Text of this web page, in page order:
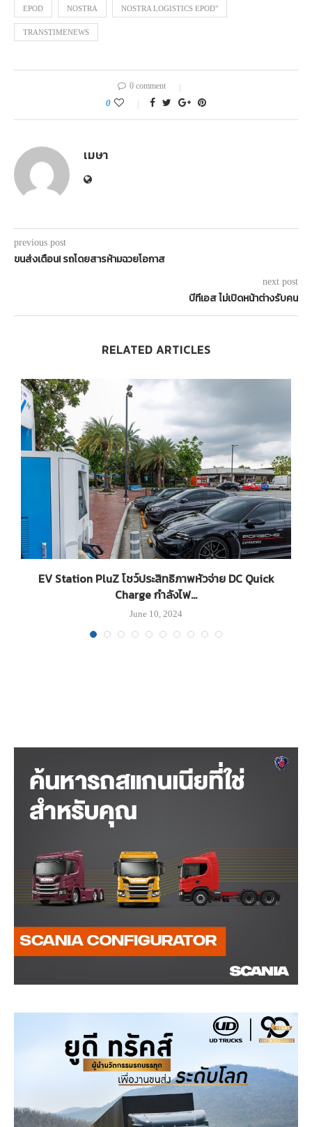
EPOD NOSTRA NOSTRA LOGISTICS EPOD"
TRANSTIMENEWS
0 comment
0
เมษา
previous post
ขนส่งเตือน! รถโดยสารห้ามฉวยโอกาส
next post
บีทีเอส ไม่เปิดหน้าต่างรับคน
RELATED ARTICLES
EV Station PluZ โชว์ประสิทธิภาพหัวจ่าย DC Quick
Charge กำลังไฟ...
June 10, 2024